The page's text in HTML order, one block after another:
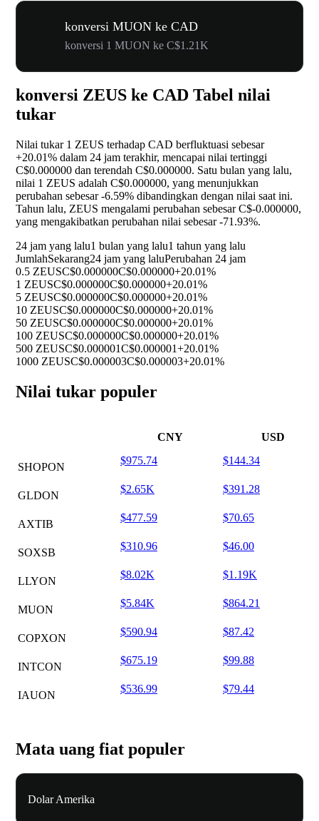
konversi MUON ke CAD
konversi 1 MUON ke C$1.21K
konversi ZEUS ke CAD Tabel nilai
tukar
Nilai tukar 1 ZEUS terhadap CAD berfluktuasi sebesar
+20.01% dalam 24 jam terakhir, mencapai nilai tertinggi
C$0.000000 dan terendah C$0.000000. Satu bulan yang lalu,
nilai 1 ZEUS adalah C$0.000000, yang menunjukkan
perubahan sebesar-6.59% dibandingkan dengan nilai saat ini.
Tahun lalu, ZEUS mengalami perubahan sebesar C$-0.000000,
yang mengakibatkan perubahan nilai sebesar-71.93%.
24 jam yang lalu1 bulan yang lalu1 tahun yang lalu
JumlahSekarang24 jam yang laluPerubahan 24 jam
0.5 ZEUSC$0.000000C$0.000000+20.01%
1 ZEUSC$0.000000C$0.000000+20.01%
5 ZEUSC$0.000000C$0.000000+20.01%
10 ZEUSC$0.000000C$0.000000+20.01%
50 ZEUSC$0.000000C$0.000000+20.01%
100 ZEUSC$0.000000C$0.000000+20.01%
500 ZEUSC$0.000001C$0.000001+20.01%
1000 ZEUSC$0.000003C$0.000003+20.01%
Nilai tukar populer
CNY USD
SHOPON
$975.74 $144.34
GLDON
$2.65K $391.28
AXTIB
$477.59 $70.65
SOXSB
$310.96 $46.00
LLYON
$8.02K $1.19K
MUON
$5.84K $864.21
COPXON
$590.94 $87.42
INTCON
$675.19 $99.88
IAUON
$536.99 $79.44
Mata uang fiat populer
Dolar Amerika